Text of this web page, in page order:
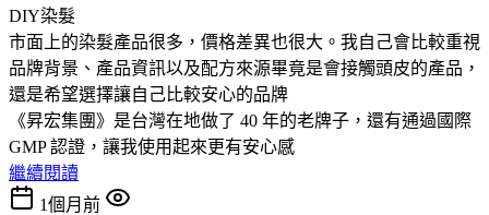
DIY染髮
市面上的染髮產品很多，價格差異也很大。我自己會比較重視
品牌背景、產品資訊以及配方來源畢竟是會接觸頭皮的產品，
還是希望選擇讓自己比較安心的品牌
《昇宏集團》是台灣在地做了 40 年的老牌子，還有通過國際
GMP 認證，讓我使用起來更有安心感
繼續閱讀
1個月前